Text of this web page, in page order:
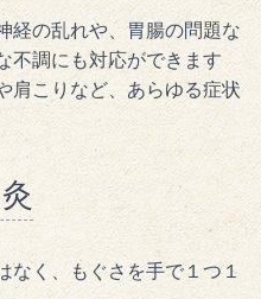
経の乱れや、胃腸の問題な
不調にも対応ができます
肩こりなど、あらゆる症状
なく、もぐさを手で１つ１